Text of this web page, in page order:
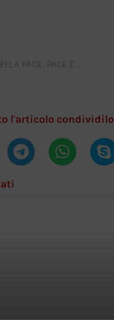
PACE PACE È...
l'articolo condividilo